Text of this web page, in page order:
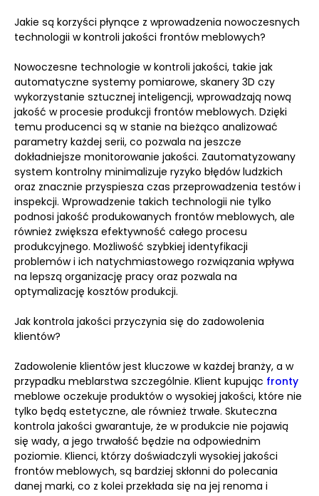
Jakie są korzyści płynące z wprowadzenia nowoczesnych
technologii w kontroli jakości frontów meblowych?
Nowoczesne technologie w kontroli jakości, takie jak
automatyczne systemy pomiarowe, skanery 3D czy
wykorzystanie sztucznej inteligencji, wprowadzają nową
jakość w procesie produkcji frontów meblowych. Dzięki
temu producenci są w stanie na bieżąco analizować
parametry każdej serii, co pozwala na jeszcze
dokładniejsze monitorowanie jakości. Zautomatyzowany
system kontrolny minimalizuje ryzyko błędów ludzkich
oraz znacznie przyspiesza czas przeprowadzenia testów i
inspekcji. Wprowadzenie takich technologii nie tylko
podnosi jakość produkowanych frontów meblowych, ale
również zwiększa efektywność całego procesu
produkcyjnego. Możliwość szybkiej identyfikacji
problemów i ich natychmiastowego rozwiązania wpływa
na lepszą organizację pracy oraz pozwala na
optymalizację kosztów produkcji.
Jak kontrola jakości przyczynia się do zadowolenia
klientów?
Zadowolenie klientów jest kluczowe w każdej branży, a w
przypadku meblarstwa szczególnie. Klient kupując fronty
meblowe oczekuje produktów o wysokiej jakości, które nie
tylko będą estetyczne, ale również trwałe. Skuteczna
kontrola jakości gwarantuje, że w produkcie nie pojawią
się wady, a jego trwałość będzie na odpowiednim
poziomie. Klienci, którzy doświadczyli wysokiej jakości
frontów meblowych, są bardziej skłonni do polecania
danej marki, co z kolei przekłada się na jej renoma i